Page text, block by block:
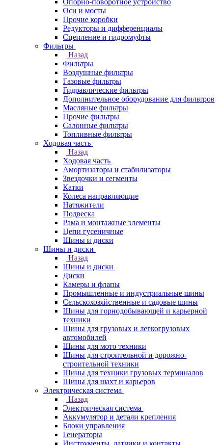
Опорно-поворотное устройство
Оси и мосты
Прочие коробки
Редукторы и дифференциалы
Сцепление и гидромуфты
Фильтры
Назад
Фильтры
Воздушные фильтры
Газовые фильтры
Гидравлические фильтры
Дополнительное оборудование для фильтров
Масляные фильтры
Прочие фильтры
Салонные фильтры
Топливные фильтры
Ходовая часть
Назад
Ходовая часть
Амортизаторы и стабилизаторы
Звездочки и сегменты
Катки
Колеса направляющие
Натяжители
Подвеска
Рама и монтажные элементы
Цепи гусеничные
Шины и диски
Шины и диски
Назад
Шины и диски
Диски
Камеры и флапы
Промышленные и индустриальные шины
Сельскохозяйственные и садовые шины
Шины для горнодобывающей и карьерной
техники
Шины для грузовых и легкогрузовых
автомобилей
Шины для мото техники
Шины для строительной и дорожно-
строительной техники
Шины для техники грузовых терминалов
Шины для шахт и карьеров
Электрическая система
Назад
Электрическая система
Аккумулятор и детали крепления
Блоки управления
Генераторы
Инструменты, датчики и контакты